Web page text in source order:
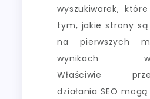
wyszukiwarek,
tym, jakie strony są
na pierwszych
wynikach
Właściwie
działania SEO